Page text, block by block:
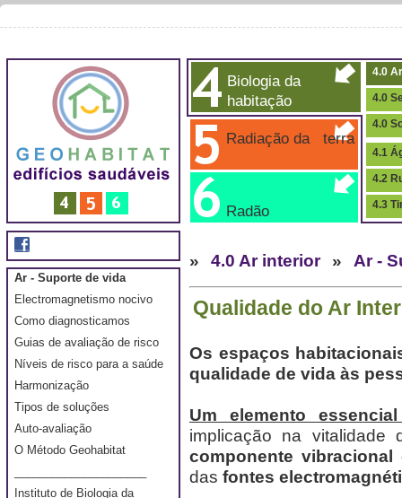
Biologia da
habitação
Radiação da terra
Radão
4.0
4.0
4.0
4.1
4.2
4.3
Ar - Suporte de vida
Electromagnetismo nocivo
Como diagnosticamos
Guias de avaliação de risco
Níveis de risco para a saúde
Harmonização
Tipos de soluções
Auto-avaliação
O Método Geohabitat
Instituto de Biologia da
» 4.0 Ar interior » Ar -
Qualidade do Ar
Os espaços
qualidade de vida às
Um elemento
implicação na
componente vibracional
das fontes